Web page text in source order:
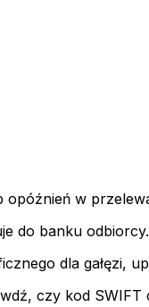
w
do banku odbiorcy.
dla gałęzi,
czy kod